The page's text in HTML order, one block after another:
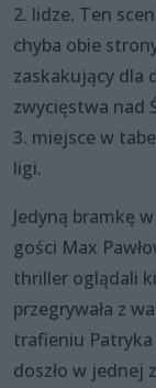
2. lidze. Ten
chyba obie
zaskakujący dla
zwycięstwa nad
3. miejsce w
ligi.
Jedyną bramkę
gości Max
thriller oglądali
przegrywała z
trafieniu
doszło w jednej